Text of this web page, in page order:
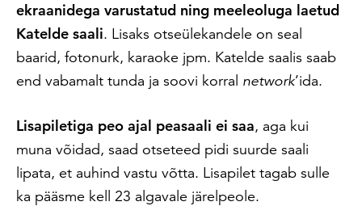
ekraanidega varustatud ning meeleoluga laetud
Katelde saali. Lisaks otseülekandele on seal
baarid, fotonurk, karaoke jpm. Katelde saalis saab
end vabamalt tunda ja soovi korral network’ida.
Lisapiletiga peo ajal peasaali ei saa, aga kui
muna võidad, saad otseteed pidi suurde saali
lipata, et auhind vastu võtta. Lisapilet tagab sulle
ka pääsme kell 23 algavale järelpeole.